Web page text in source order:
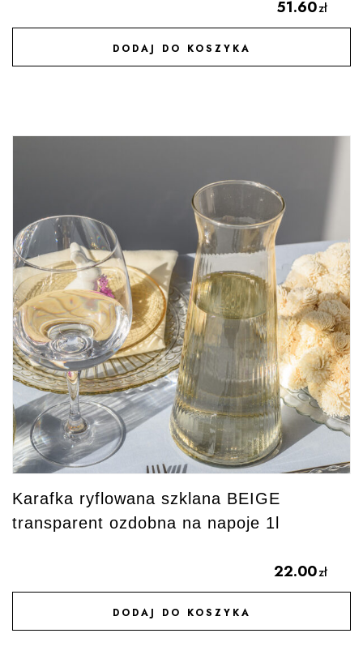
51.60zł
DODAJ DO KOSZYKA
DODAJ DO ULUBIONYCH
Karafka ryflowana szklana BEIGE
transparent ozdobna na napoje 1l
22.00zł
DODAJ DO KOSZYKA
DODAJ DO ULUBIONYCH